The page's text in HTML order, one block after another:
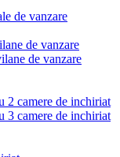
de vanzare
de vanzare
de vanzare
2 camere de inchiriat
3 camere de inchiriat